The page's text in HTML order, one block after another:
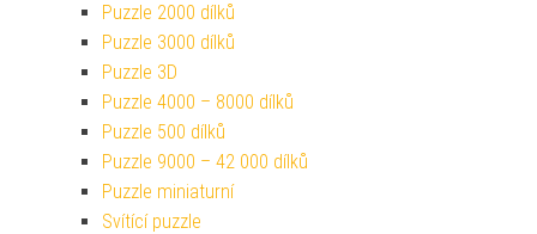
Puzzle 2000 dílků
Puzzle 3000 dílků
Puzzle 3D
Puzzle 4000 – 8000 dílků
Puzzle 500 dílků
Puzzle 9000 – 42 000 dílků
Puzzle miniaturní
Svítící puzzle